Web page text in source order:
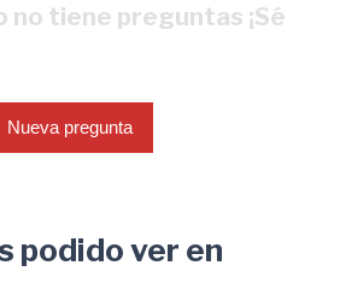
no tiene preguntas ¡Sé
Nueva pregunta
podido ver en